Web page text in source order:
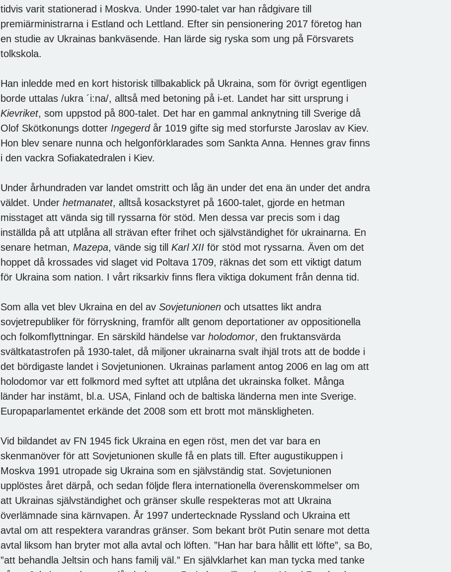
tidvis varit stationerad i Moskva. Under 1990-talet var han rådgivare till
premiärministrarna i Estland och Lettland. Efter sin pensionering 2017 företog han
en studie av Ukrainas bankväsende. Han lärde sig ryska som ung på Försvarets
tolkskola.
Han inledde med en kort historisk tillbakablick på Ukraina, som för övrigt egentligen
borde uttalas /ukra ´i:na/, alltså med betoning på i-et. Landet har sitt ursprung i
Kievriket, som uppstod på 800-talet. Det har en gammal anknytning till Sverige då
Olof Skötkonungs dotter Ingegerdår 1019 gifte sig med storfurste Jaroslav av Kiev.
Hon blev senare nunna och helgonförklarades som Sankta Anna. Hennes grav finns
i den vackra Sofiakatedralen i Kiev.
Under århundraden var landet omstritt och låg än under det ena än under det andra
väldet. Under hetmanatet, alltså kosackstyret på 1600-talet, gjorde en hetman
misstaget att vända sig till ryssarna för stöd. Men dessa var precis som i dag
inställda på att utplåna all strävan efter frihet och självständighet för ukrainarna. En
senare hetman, Mazepa, vände sig till Karl XII för stöd mot ryssarna. Även om det
hoppet då krossades vid slaget vid Poltava 1709, räknas det som ett viktigt datum
för Ukraina som nation. I vårt riksarkiv finns flera viktiga dokument från denna tid.
Som alla vet blev Ukraina en del av Sovjetunionen och utsattes likt andra
sovjetrepubliker för förryskning, framför allt genom deportationer av oppositionella
och folkomflyttningar. En särskild händelse var holodomor, den fruktansvärda
svältkatastrofen på 1930-talet, då miljoner ukrainarna svalt ihjäl trots att de bodde i
det bördigaste landet i Sovjetunionen. Ukrainas parlament antog 2006 en lag om att
holodomor var ett folkmord med syftet att utplåna det ukrainska folket. Många
länder har instämt, bl.a. USA, Finland och de baltiska länderna men inte Sverige.
Europaparlamentet erkände det 2008 som ett brott mot mänskligheten.
Vid bildandet av FN 1945 fick Ukraina en egen röst, men det var bara en
skenmanöver för att Sovjetunionen skulle få en plats till. Efter augustikuppen i
Moskva 1991 utropade sig Ukraina som en självständig stat. Sovjetunionen
upplöstes året därpå, och sedan följde flera internationella överenskommelser om
att Ukrainas självständighet och gränser skulle respekteras mot att Ukraina
överlämnade sina kärnvapen. År 1997 undertecknade Ryssland och Ukraina ett
avtal om att respektera varandras gränser. Som bekant bröt Putin senare mot detta
avtal liksom han bryter mot alla avtal och löften. ”Han har bara hållit ett löfte”, sa Bo,
”att behandla Jeltsin och hans familj väl.” En självklarhet kan man tycka med tanke